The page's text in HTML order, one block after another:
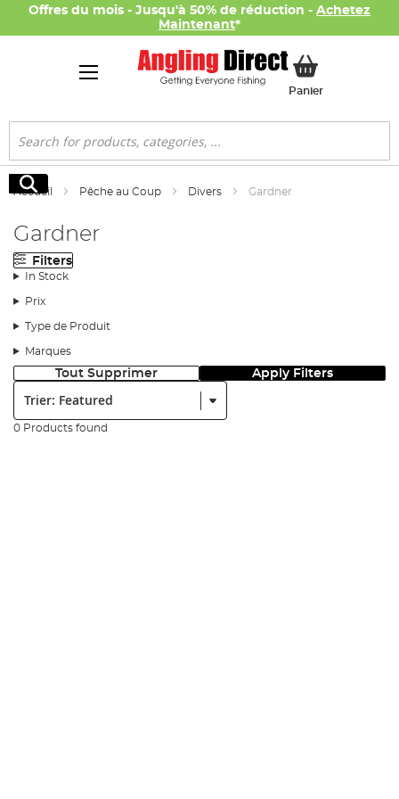
Offres du mois - Jusqu'à 50% de réduction - Achetez
Maintenant*
PanierMon panier
Rechercher
Rechercher
Accueil Pêche au Coup Divers Gardner
Gardner
Filters
In Stock
Prix
Type de Produit
Marques
Tout Supprimer Apply Filters
0 Products found